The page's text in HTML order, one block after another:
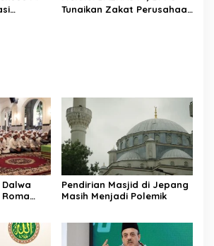
Tunaikan Zakat Perusahaan
Dalwa
Pendirian Masjid di Jepang
Masih Menjadi Polemik